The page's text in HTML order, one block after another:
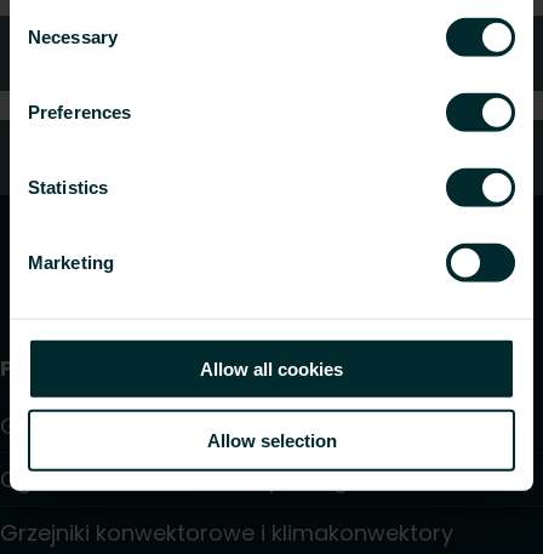
Consent
Selection
Necessary
Preferences
Statistics
Marketing
Allow all cookies
Allow selection
Gwarancja i reklamacje
Produkty
Grzejniki
Ogrzewanie i chłodzenie podłogowe
Grzejniki konwektorowe i klimakonwektory